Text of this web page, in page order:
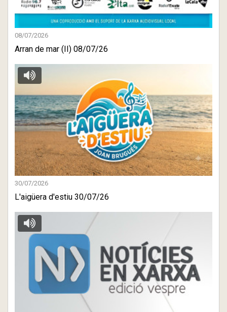
08/07/2026
Arran de mar (II) 08/07/26
30/07/2026
L'aigüera d'estiu 30/07/26